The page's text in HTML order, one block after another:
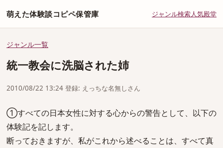
萌えた体験談コピペ保管庫 ジャンル検索人気殿堂
ジャンル一覧
統一教会に洗脳された姉
2010/08/22 13:24 登録: えっちな名無しさん
①すべての日本女性に対する心からの警告として、以下の
体験記を記します。
断っておきますが、私がこれから述べることは、すべて真